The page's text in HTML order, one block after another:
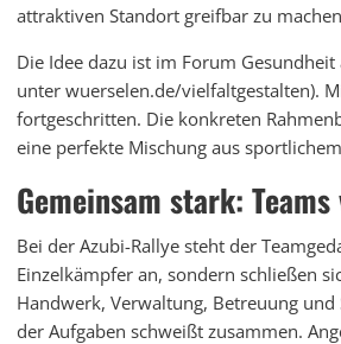
attraktiven Standort greifbar zu
Die Idee dazu ist im Forum
unter wuerselen.de/vielfaltgestalten).
fortgeschritten. Die konkreten
eine perfekte Mischung aus
Gemeinsam stark:
Bei der Azubi-Rallye steht der
Einzelkämpfer an, sondern schließen
Handwerk, Verwaltung, Betreuung
der Aufgaben schweißt zusammen.